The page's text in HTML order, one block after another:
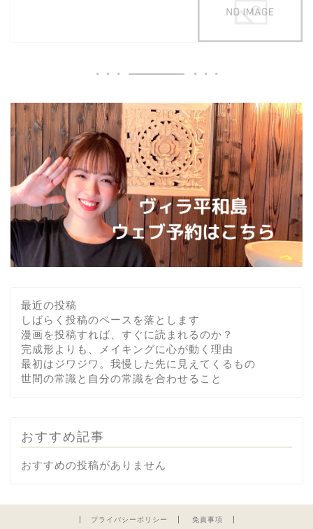
最近の投稿
しばらく投稿のペースを落とします
漫画を投稿すれば、すぐに読まれるのか？
完成形よりも、メイキングに心が動く理由
最初はジワジワ。我慢した先に見えてくるもの
世間の常識と自分の常識を合わせること
おすすめ記事
おすすめの投稿がありません
プライバシーポリシー 免責事項